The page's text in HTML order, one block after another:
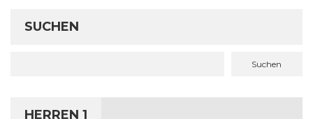
SUCHEN
Suchen
HERREN 1